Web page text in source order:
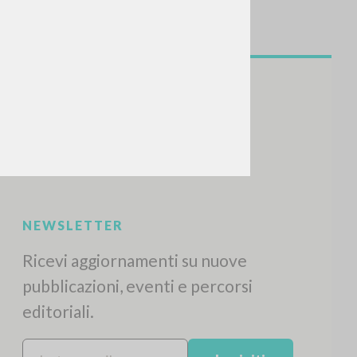
NEWSLETTER
Ricevi aggiornamenti su nuove